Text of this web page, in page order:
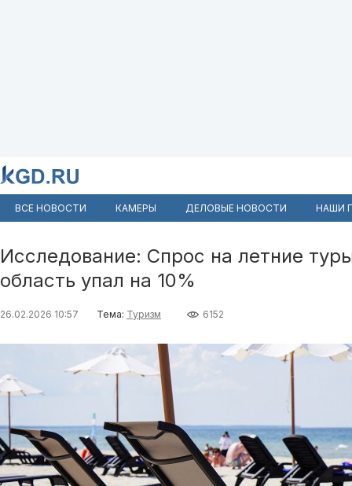
ВСЕ НОВОСТИ КАМЕРЫ ДЕЛОВЫЕ НОВОСТИ НАШИ
Исследование: Спрос на летние
область упал на 10%
26.02.2026 10:57 Тема: Туризм 6152